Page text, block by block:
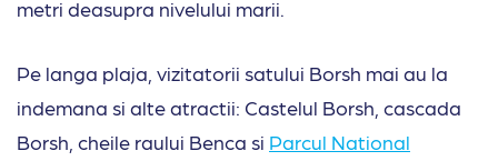
metri deasupra nivelului marii.
Pe langa plaja, vizitatorii satului Borsh mai au la
indemana si alte atractii: Castelul Borsh, cascada
Borsh, cheile raului Benca si Parcul National